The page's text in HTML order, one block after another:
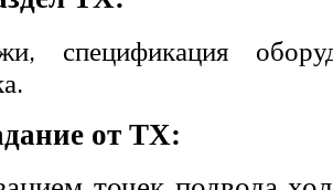
спецификация
от ТХ: